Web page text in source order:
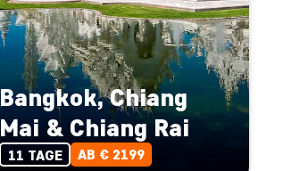
Bangkok, Chiang
Mai & Chiang Rai
11 TAGE AB € 2199